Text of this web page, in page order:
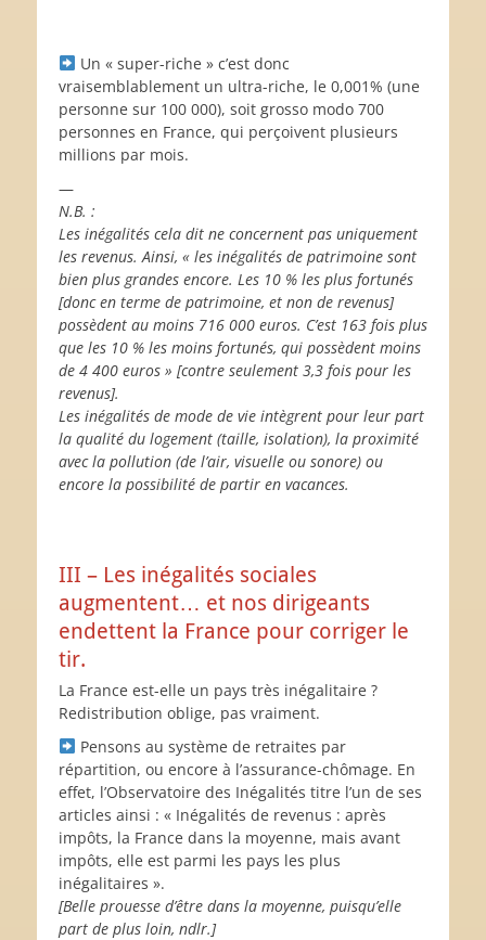
Un « super-riche » c’est donc
vraisemblablement un ultra-riche, le 0,001% (une
personne sur 100 000), soit grosso modo 700
personnes en France, qui perçoivent plusieurs
millions par mois.
—
N.B. :
Les inégalités cela dit ne concernent pas uniquement
les revenus. Ainsi, « les inégalités de patrimoine sont
bien plus grandes encore. Les 10 % les plus fortunés
[donc en terme de patrimoine, et non de revenus]
possèdent au moins 716 000 euros. C’est 163 fois plus
que les 10 % les moins fortunés, qui possèdent moins
de 4 400 euros » [contre seulement 3,3 fois pour les
revenus].
Les inégalités de mode de vie intègrent pour leur part
la qualité du logement (taille, isolation), la proximité
avec la pollution (de l’air, visuelle ou sonore) ou
encore la possibilité de partir en vacances.
III – Les inégalités sociales
augmentent… et nos dirigeants
endettent la France pour corriger le
tir.
La France est-elle un pays très inégalitaire ?
Redistribution oblige, pas vraiment.
Pensons au système de retraites par
répartition, ou encore à l’assurance-chômage. En
effet, l’Observatoire des Inégalités titre l’un de ses
articles ainsi : « Inégalités de revenus : après
impôts, la France dans la moyenne, mais avant
impôts, elle est parmi les pays les plus
inégalitaires ».
[Belle prouesse d’être dans la moyenne, puisqu’elle
part de plus loin, ndlr.]